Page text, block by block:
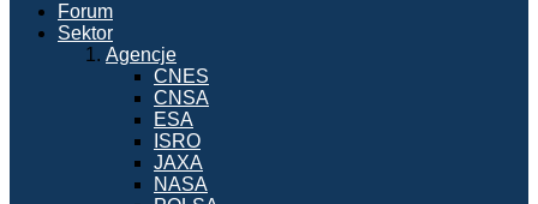
Forum
Sektor
Agencje
CNES
CNSA
ESA
ISRO
JAXA
NASA